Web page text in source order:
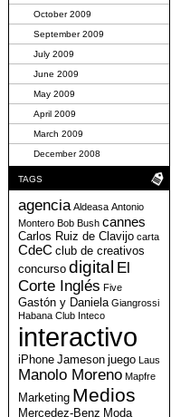
October 2009
September 2009
July 2009
June 2009
May 2009
April 2009
March 2009
December 2008
TAGS
agencia Aldeasa Antonio
Montero Bob Bush cannes
Carlos Ruiz de Clavijo carta
CdeC club de creativos
concurso digital El
Corte Inglés Five
Gastón y Daniela Giangrossi
Habana Club Inteco
interactivo
iPhone Jameson juego Laus
Manolo Moreno Mapfre
Marketing Medios
Mercedez-Benz Moda